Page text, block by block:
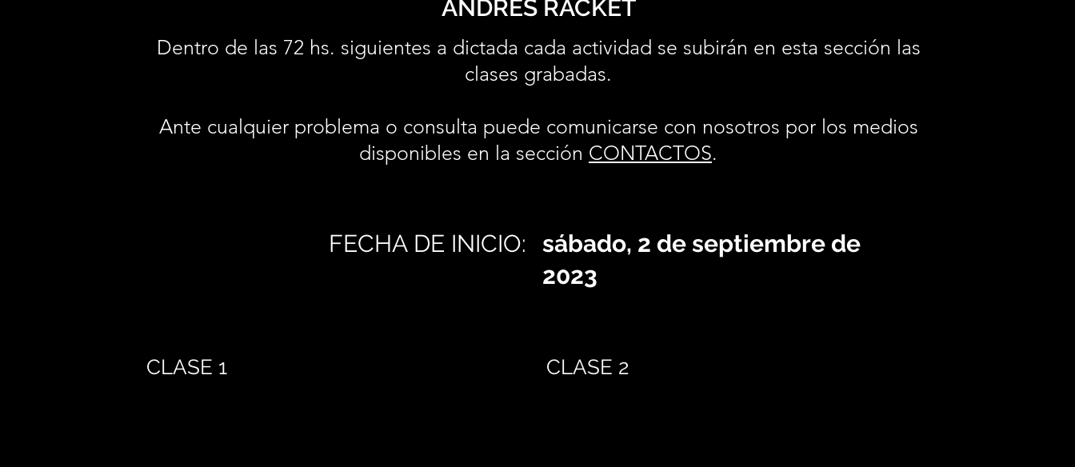
ANDRÉS RACKET
Dentro de las 72 hs. siguientes a dictada cada actividad se subirán en esta sección las
clases grabadas.
Ante cualquier problema o consulta puede comunicarse con nosotros por los medios
disponibles en la sección CONTACTOS.
FECHA DE INICIO:
sábado, 2 de septiembre de
2023
CLASE 1 CLASE 2